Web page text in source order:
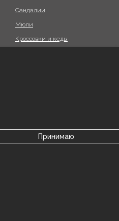
Принимаю
Сандалии
Мюли
Кроссовки и кеды
Telegram